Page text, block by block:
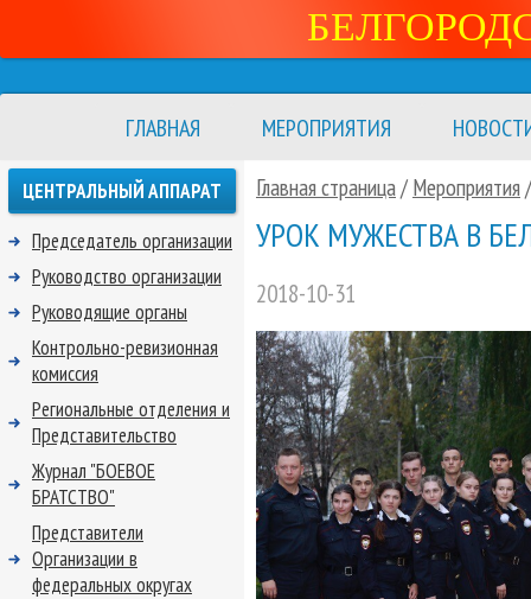
ГЛАВНАЯ МЕРОПРИЯТИЯ
Главная страница/ Мероприятия
УРОК МУЖЕСТВА В
2018-10-31
ЦЕНТРАЛЬНЫЙ АППАРАТ
Председатель организации
Руководство организации
Руководящие органы
Контрольно-ревизионная
комиссия
Региональные отделения и
Представительство
Журнал "БОЕВОЕ
БРАТСТВО"
Представители
Организации в
федеральных округах